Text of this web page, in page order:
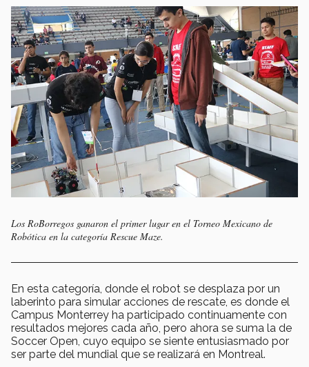
Los RoBorregos ganaron el primer lugar en el Torneo Mexicano de
Robótica en la categoría Rescue Maze.
En esta categoría, donde el robot se desplaza por un
laberinto para simular acciones de rescate, es donde el
Campus Monterrey ha participado continuamente con
resultados mejores cada año, pero ahora se suma la de
Soccer Open, cuyo equipo se siente entusiasmado por
ser parte del mundial que se realizará en Montreal.